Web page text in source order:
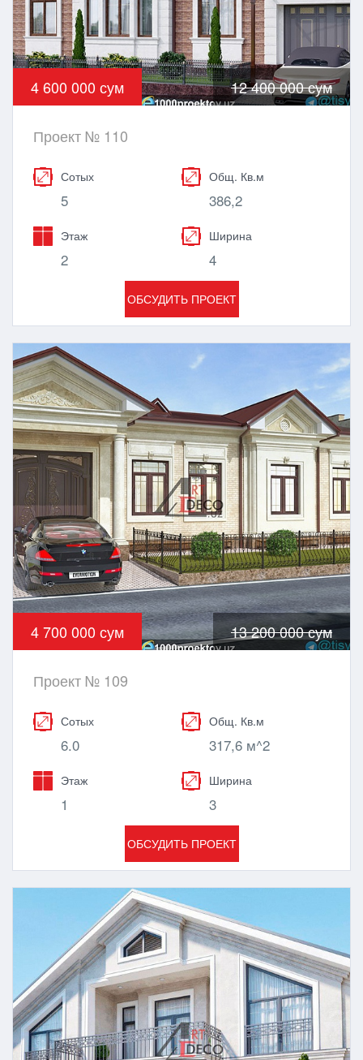
4 600 000 сум 12 400 000 сум
Проект № 110
Сотых
5
Общ. Кв.м
386,2
Этаж
2
Ширина
4
ОБСУДИТЬ ПРОЕКТ
4 700 000 сум 13 200 000 сум
Проект № 109
Сотых
6.0
Общ. Кв.м
317,6 м^2
Этаж
1
Ширина
3
ОБСУДИТЬ ПРОЕКТ